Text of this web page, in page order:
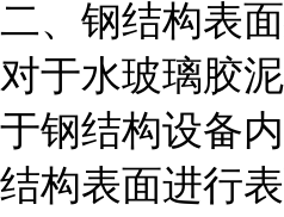
二、钢结构表
对于水玻璃胶
于钢结构设备
结构表面进行